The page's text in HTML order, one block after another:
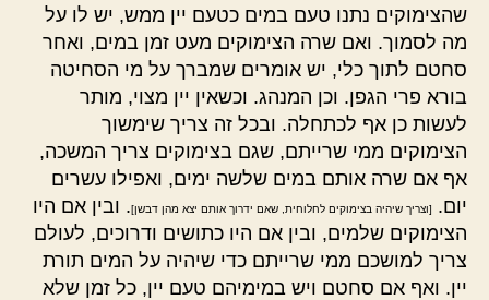
שהצימוקים נתנו טעם במים כטעם יין ממש, יש לו על
מה לסמוך. ואם שרה הצימוקים מעט זמן במים, ואחר
סחטם לתוך כלי, יש אומרים שמברך על מי הסחיטה
בורא פרי הגפן. וכן המנהג. וכשאין יין מצוי, מותר
לעשות כן אף לכתחלה. ובכל זה צריך שימשוך
הצימוקים ממי שרייתם, שגם בצימוקים צריך המשכה,
אף אם שרה אותם במים שלשה ימים, ואפילו עשרים
יום.
[וצריך שיהיה בצימוקים לחלוחית, שאם ידרוך אותם יצא מהן דבשן]. ובין אם היו
הצימוקים שלמים, ובין אם היו כתושים ודרוכים, לעולם
צריך למושכם ממי שרייתם כדי שיהיה על המים תורת
יין. ואף אם סחטם ויש במימיהם טעם יין, כל זמן שלא